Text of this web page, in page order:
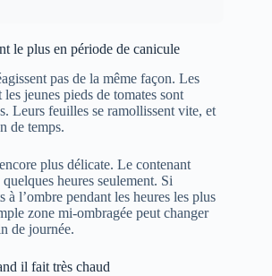
le plus en période de canicule
pas de la même façon. Les
les jeunes pieds de tomates sont
Leurs feuilles se ramollissent vite, et
de temps.
plus délicate. Le contenant
heures seulement. Si
à l’ombre pendant les heures les plus
zone mi-ombragée peut changer
de journée.
il fait très chaud